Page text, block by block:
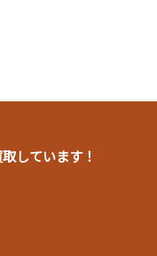
しています！